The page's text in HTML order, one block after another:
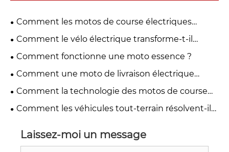
Comment les motos de course électriques
déterminent-elles l’avenir de la mobilité
Comment le vélo électrique transforme-t-il
l’industrie mondiale de la mobilité ?
Comment fonctionne une moto essence ?
Comment une moto de livraison électrique
peut-elle transformer la logistique urbaine ?
Comment la technologie des motos de course
électriques transforme les performances à grande
Comment les véhicules tout-terrain résolvent-ils
Laissez-moi un message